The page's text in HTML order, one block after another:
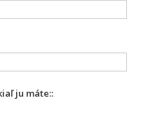
ju máte::